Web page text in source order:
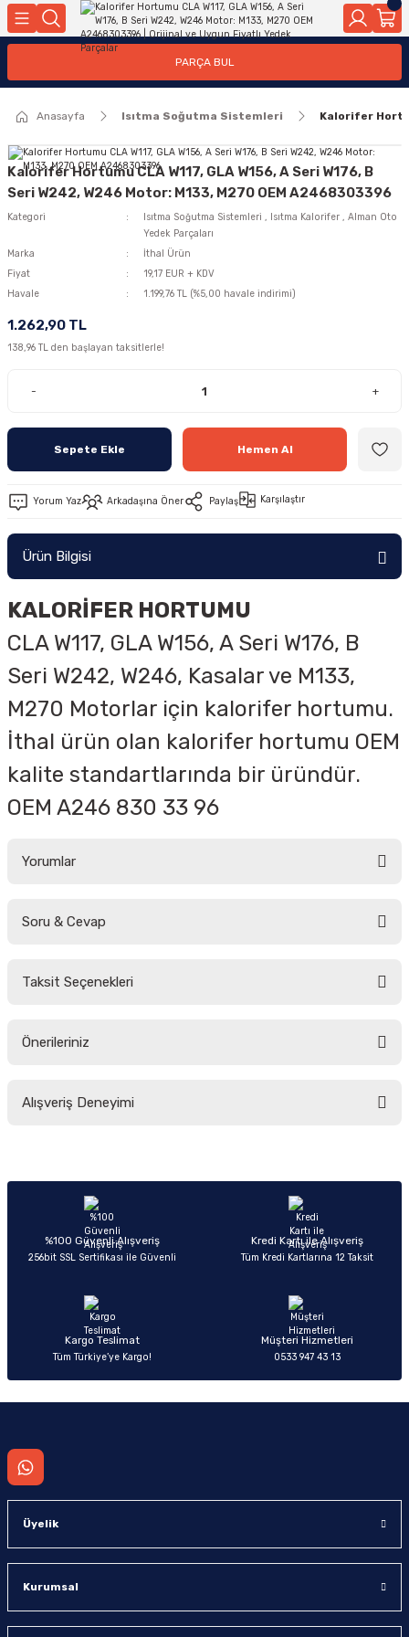
Geri Dön
Geri Dön
Geri Dön
Yakıt Pompası, Yakıt Hatları
Motor Elektrik
Ateşleme Buji Bobin Buji Kablosu
Geri Dön
Geri Dön
Geri Dön
Kollar
Geri Dön
Geri Dön
Ön Arka
Geri Dön
PARÇA BUL
Anasayfa Isıtma Soğutma Sistemleri Kalorifer
Kalorifer Hortumu CLA W117, GLA W156, A Seri W176, B
Seri W242, W246 Motor: M133, M270 OEM A2468303396
Kategori Isıtma Soğutma Sistemleri , Isıtma Kalorifer , Alman Oto
Yedek Parçaları
Marka
İthal Ürün
Fiyat
19,17 EUR + KDV
Havale
1.199,76 TL (%5,00 havale indirimi)
1.262,90 TL
138,96 TL den başlayan taksitlerle!
- +
Sepete Ekle Hemen Al
Yorum Yaz Arkadaşına Öner Paylaş Karşılaştır
Ürün Bilgisi
KALORİFER HORTUMU
CLA W117, GLA W156, A Seri W176, B
Seri W242, W246, Kasalar ve M133,
M270 Motorlar için kalorifer hortumu.
İthal ürün olan kalorifer hortumu OEM
kalite standartlarında bir üründür.
OEM A246 830 33 96
Yorumlar
Soru & Cevap
Taksit Seçenekleri
Önerileriniz
yetersiz gördüğünüz noktaları öneri formunu kullanarak tarafımıza
Ürün açıklamasında eksik bilgiler bulunuyor.
Ürün bilgilerinde hatalar bulunuyor.
Ürün fiyatı diğer sitelerden daha pahalı.
Alışveriş Deneyimi
Sitemize ilk yorumu siz yapın!
%100 Güvenli Alışveriş
256bit SSL Sertifikası ile Güvenli
Kredi Kartı ile Alışveriş
Tüm Kredi Kartlarına 12 Taksit
Kargo Teslimat
Tüm Türkiye’ye Kargo!
Müşteri Hizmetleri
0533 947 43 13
Üyelik
Kurumsal